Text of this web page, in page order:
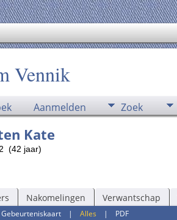
Vennik
Aanmelden Zoek
Kate
(42 jaar)
Nakomelingen Verwantschap
Gebeurteniskaart| Alles | PDF